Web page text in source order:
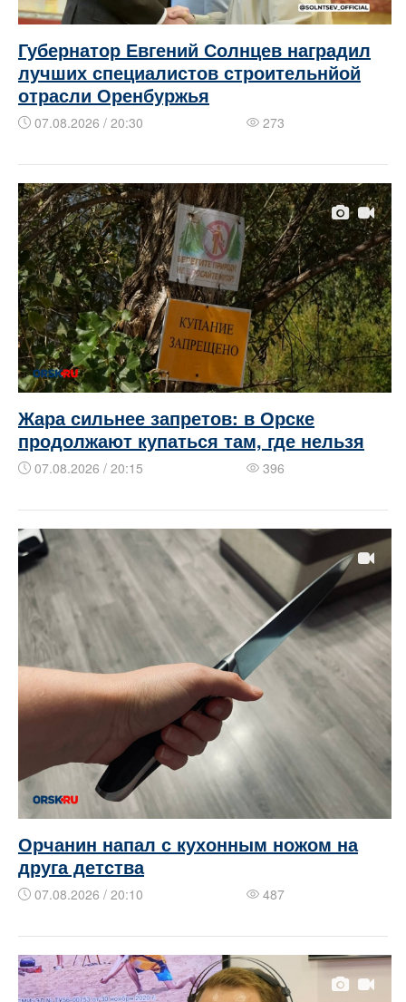
Губернатор Евгений Солнцев наградил
лучших специалистов строительнйой
отрасли Оренбуржья
07.08.2026 / 20:30 273
Жара сильнее запретов: в Орске
продолжают купаться там, где нельзя
07.08.2026 / 20:15 396
Орчанин напал с кухонным ножом на
друга детства
07.08.2026 / 20:10 487